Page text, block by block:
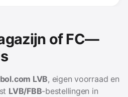
of FC—
bol.com LVB, eigen voorraad en
LVB/FBB-bestellingen in